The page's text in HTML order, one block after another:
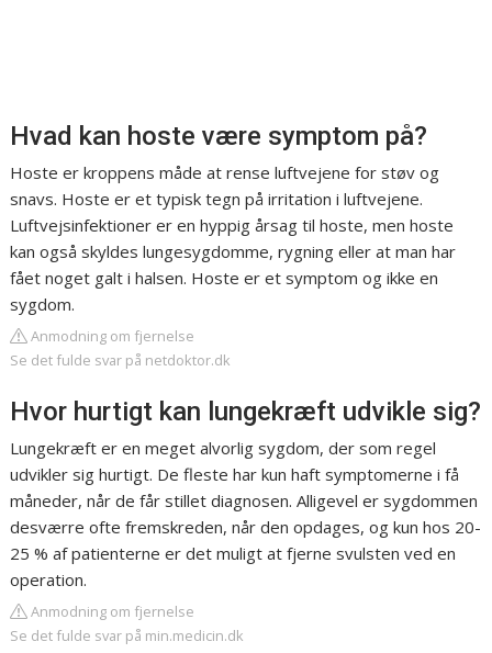
Hvad kan hoste være symptom på?
Hoste er kroppens måde at rense luftvejene for støv og
snavs. Hoste er et typisk tegn på irritation i luftvejene.
Luftvejsinfektioner er en hyppig årsag til hoste, men hoste
kan også skyldes lungesygdomme, rygning eller at man har
fået noget galt i halsen. Hoste er et symptom og ikke en
sygdom.
Anmodning om fjernelse
Se det fulde svar på netdoktor.dk
Hvor hurtigt kan lungekræft udvikle sig?
Lungekræft er en meget alvorlig sygdom, der som regel
udvikler sig hurtigt. De fleste har kun haft symptomerne i få
måneder, når de får stillet diagnosen. Alligevel er sygdommen
desværre ofte fremskreden, når den opdages, og kun hos 20-
25 % af patienterne er det muligt at fjerne svulsten ved en
operation.
Anmodning om fjernelse
Se det fulde svar på min.medicin.dk